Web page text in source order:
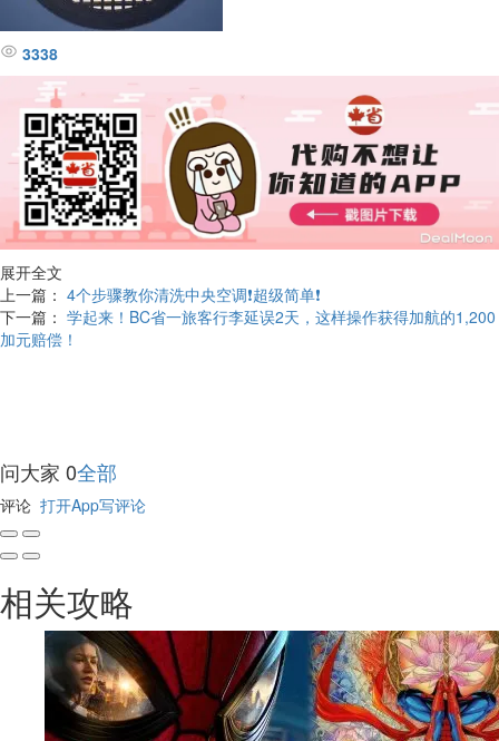
3338
展开全文
上一篇： 4个步骤教你清洗中央空调❗️超级简单❗️
下一篇： 学起来！BC省一旅客行李延误2天，这样操作获得加航的1,200
加元赔偿！
问大家 0全部
评论 打开App写评论
相关攻略